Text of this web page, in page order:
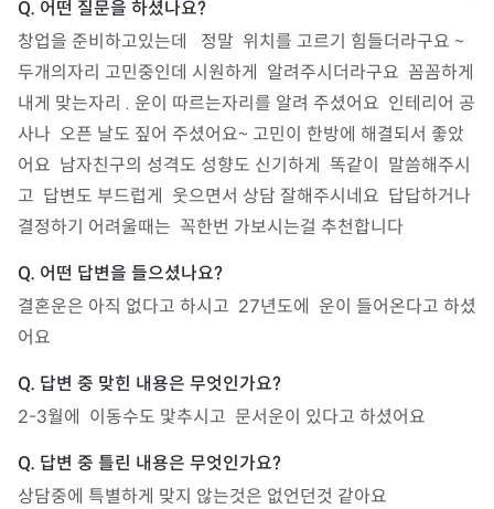
창업을 준비하고있는데   정말  위치를 고르기 힘들더라구요 ~
두개의자리 고민중인데 시원하게  알려주시더라구요  꼼꼼하게
내게 맞는자리 . 운이 따르는자리를 알려 주셨어요  인테리어 공
사나  오픈 날도 짚어 주셨어요~ 고민이 한방에 해결되서 좋았
어요  남자친구의 성격도 성향도 신기하게  똑같이  말씀해주시
고  답변도 부드럽게  웃으면서 상담 잘해주시네요  답답하거나
결정하기 어려울때는  꼭한번 가보시는걸 추천합니다
결혼운은 아직 없다고 하시고  27년도에  운이 들어온다고 하셨
어요
2-3월에  이동수도 맟추시고  문서운이 있다고 하셨어요
상담중에 특별하게 맞지 않는것은 없언던것 같아요